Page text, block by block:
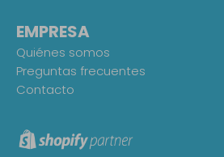
EMPRESA
Quiénes somos
Preguntas frecuentes
Contacto